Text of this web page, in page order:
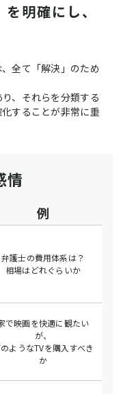
明確にし、
全て「解決」のため
、それらを分類する
することが非常に重
情
例
弁護士の費用体系は？
相場はどれぐらいか
で映画を快適に観たい
が、
のようなTVを購入すべき
か